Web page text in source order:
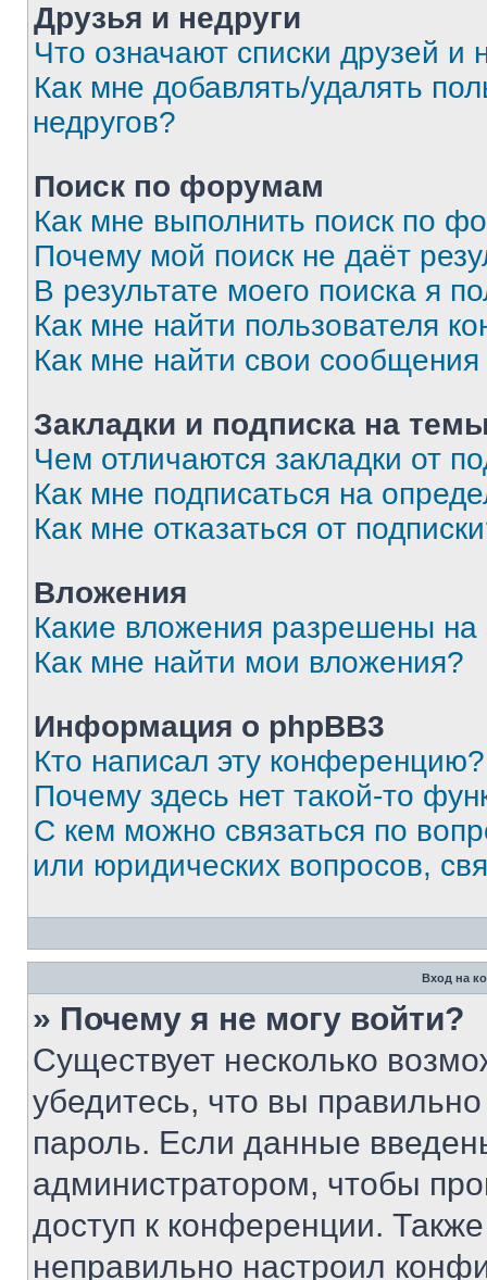
Друзья и недруги
Что означают списки друзей и
Как мне добавлять/удалять
недругов?
Поиск по форумам
Как мне выполнить поиск по
Почему мой поиск не даёт
В результате моего поиска я
Как мне найти пользователя
Как мне найти свои
Закладки и подписка на
Чем отличаются закладки от
Как мне подписаться на
Как мне отказаться от
Вложения
Какие вложения разрешены
Как мне найти мои вложения?
Информация о phpBB3
Кто написал эту конференцию?
Почему здесь нет такой-то
С кем можно связаться по
или юридических вопросов,
Вход на
» Почему я не могу войти?
Существует несколько
убедитесь, что вы
пароль. Если данные
администратором, чтобы
доступ к конференции.
неправильно настроил